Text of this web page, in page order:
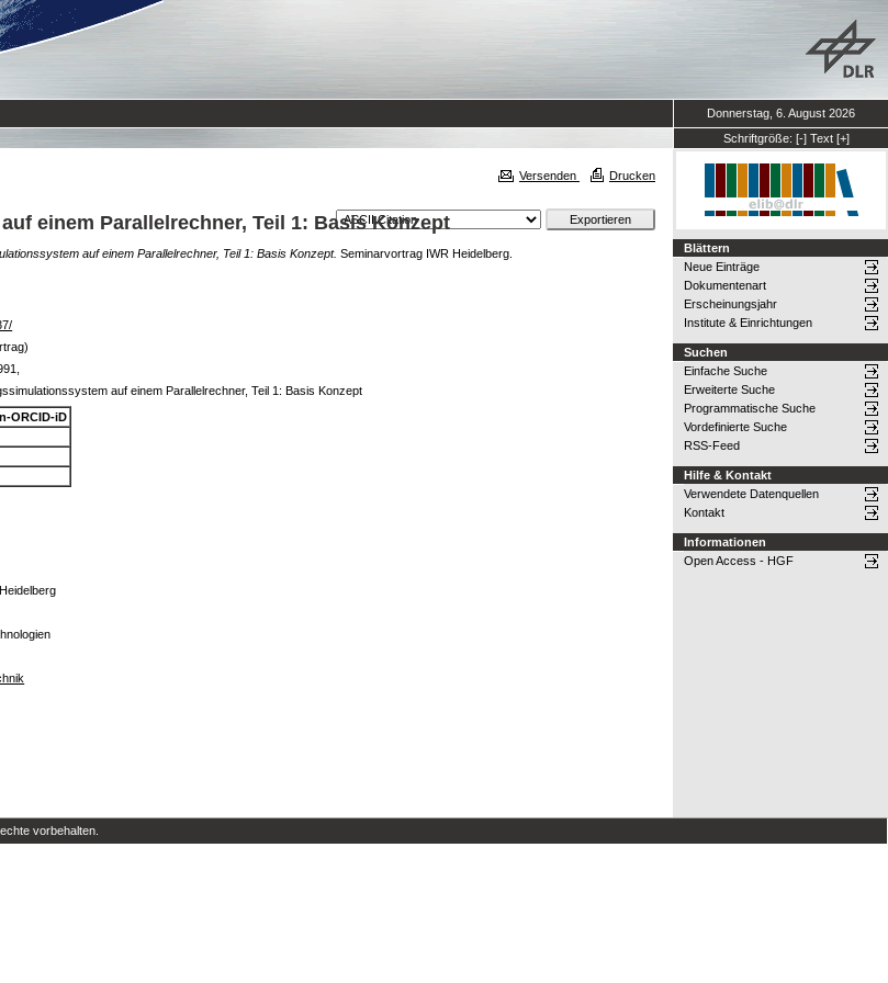
Donnerstag, 6. August 2026
Schriftgröße: [-] Text [+]
Versenden Drucken
einem Parallelrechner, Teil 1: Basis Konzept
auf einem Parallelrechner, Teil 1: Basis Konzept. Seminarvortrag IWR Heidelberg.
auf einem Parallelrechner, Teil 1: Basis Konzept
ORCID-iD
Blättern
Neue Einträge
Dokumentenart
Erscheinungsjahr
Institute & Einrichtungen
Suchen
Einfache Suche
Erweiterte Suche
Programmatische Suche
Vordefinierte Suche
RSS-Feed
Hilfe & Kontakt
Verwendete Datenquellen
Kontakt
Informationen
Open Access - HGF
vorbehalten.